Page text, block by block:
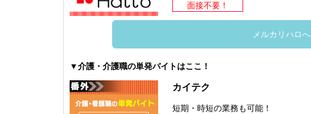
面接不要！
メルカリハロへ
▼介護・介護職の単発バイトはここ！
カイテク
短期・時短の業務も可能！